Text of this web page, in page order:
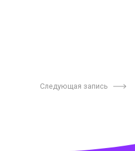
Следующая запись